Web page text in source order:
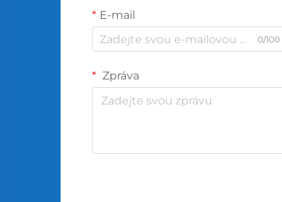
E-mail
0/100
Zpráva